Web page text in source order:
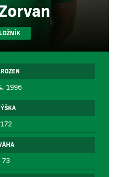
1996
172
73